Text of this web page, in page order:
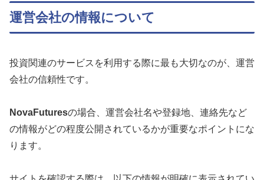
運営会社の情報について
投資関連のサービスを利用する際に最も大切なのが、運営
会社の信頼性です。
NovaFuturesの場合、運営会社名や登録地、連絡先など
の情報がどの程度公開されているかが重要なポイントにな
ります。